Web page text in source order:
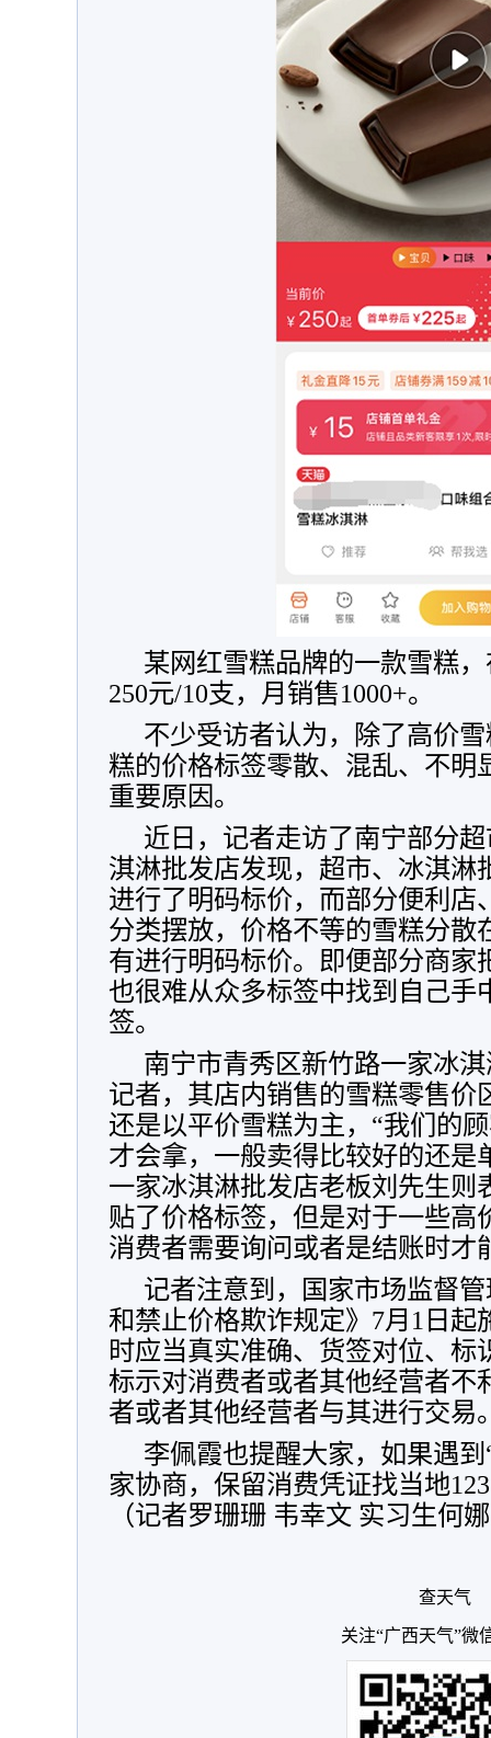
某网红雪糕品牌的一款雪糕
250元/10支，月销售1000+。
不少受访者认为，除了高价
糕的价格标签零散、混乱、不明
重要原因。
近日，记者走访了南宁部分
淇淋批发店发现，超市、冰淇淋
进行了明码标价，而部分便利店
分类摆放，价格不等的雪糕分散
有进行明码标价。即便部分商家
也很难从众多标签中找到自己手
签。
南宁市青秀区新竹路一家冰
记者，其店内销售的雪糕零售价
还是以平价雪糕为主，“我们的
才会拿，一般卖得比较好的还是
一家冰淇淋批发店老板刘先生则
贴了价格标签，但是对于一些高
消费者需要询问或者是结账时才
记者注意到，国家市场监督
和禁止价格欺诈规定》7月1日起
时应当真实准确、货签对位、标
标示对消费者或者其他经营者不
者或者其他经营者与其进行交易
李佩霞也提醒大家，如果遇
家协商，保留消费凭证找当地
（记者罗珊珊 韦幸文 实习生何
查天气
关注“广西天气”微